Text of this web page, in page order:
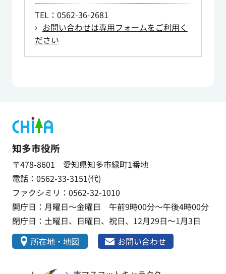
TEL：0562-36-2681
お問い合わせは専用フォームをご利用く
ださい
知多市役所
〒478-8601 愛知県知多市緑町1番地
電話：0562-33-3151(代)
ファクシミリ：0562-32-1010
開庁日：月曜日～金曜日 午前9時00分～午後4時00分
閉庁日：土曜日、日曜日、祝日、12月29日～1月3日
所在地・地図
お問い合わせ